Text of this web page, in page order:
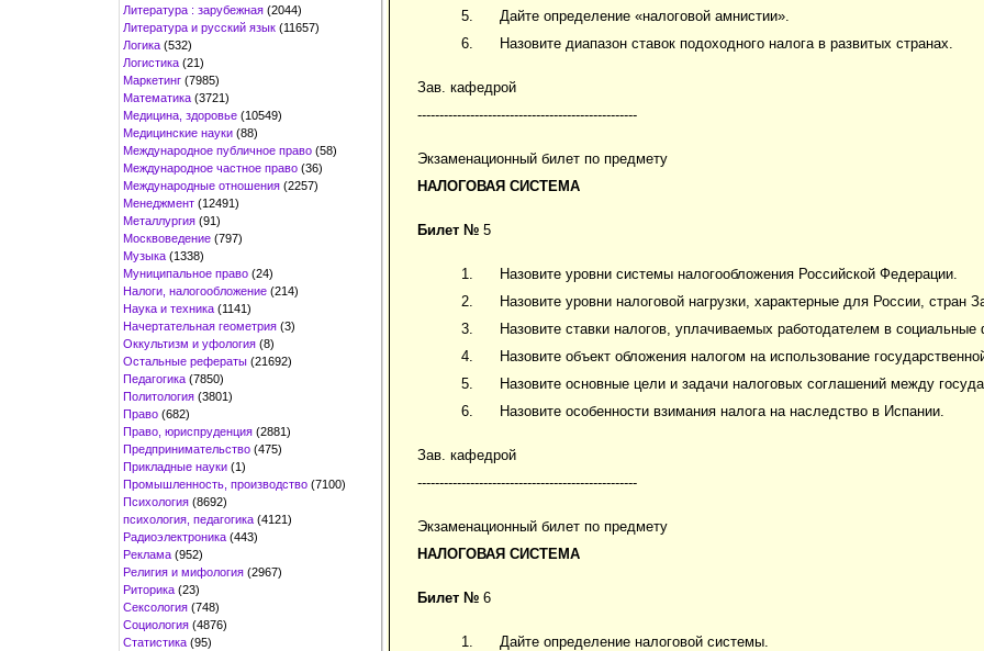
Литература : зарубежная (2044)
Литература и русский язык (11657)
Логика (532)
Логистика (21)
Маркетинг (7985)
Математика (3721)
Медицина, здоровье (10549)
Медицинские науки (88)
Международное публичное право (58)
Международное частное право (36)
Международные отношения (2257)
Менеджмент (12491)
Металлургия (91)
Москвоведение (797)
Музыка (1338)
Муниципальное право (24)
Налоги, налогообложение (214)
Наука и техника (1141)
Начертательная геометрия (3)
Оккультизм и уфология (8)
Остальные рефераты (21692)
Педагогика (7850)
Политология (3801)
Право (682)
Право, юриспруденция (2881)
Предпринимательство (475)
Прикладные науки (1)
Промышленность, производство (7100)
Психология (8692)
психология, педагогика (4121)
Радиоэлектроника (443)
Реклама (952)
Религия и мифология (2967)
Риторика (23)
Сексология (748)
Социология (4876)
Статистика (95)
Дайте определение «налоговой амнистии».
Назовите диапазон ставок подоходного налога в развитых странах.
Зав. кафедрой
--------------------------------------------------
Экзаменационный билет по предмету
НАЛОГОВАЯ СИСТЕМА
Билет № 5
Назовите уровни системы налогообложения Российской Федерации.
Назовите уровни налоговой нагрузки, характерные для России, стран
Назовите ставки налогов, уплачиваемых работодателем в социальные
Назовите объект обложения налогом на использование
Назовите основные цели и задачи налоговых соглашений между
Назовите особенности взимания налога на наследство в Испании.
Зав. кафедрой
--------------------------------------------------
Экзаменационный билет по предмету
НАЛОГОВАЯ СИСТЕМА
Билет № 6
Дайте определение налоговой системы.